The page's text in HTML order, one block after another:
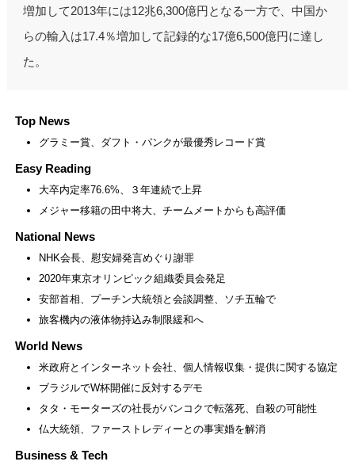
増加して2013年には12兆6,300億円となる一方で、中国か
らの輸入は17.4％増加して記録的な17億6,500億円に達し
た。
Top News
グラミー賞、ダフト・パンクが最優秀レコード賞
Easy Reading
大卒内定率76.6%、３年連続で上昇
メジャー移籍の田中将大、チームメートからも高評価
National News
NHK会長、慰安婦発言めぐり謝罪
2020年東京オリンピック組織委員会発足
安部首相、プーチン大統領と会談調整、ソチ五輪で
旅客機内の液体物持込み制限緩和へ
World News
米政府とインターネット会社、個人情報収集・提供に関する協定
ブラジルでW杯開催に反対するデモ
タタ・モーターズの社長がバンコクで転落死、自殺の可能性
仏大統領、ファーストレディーとの事実婚を解消
Business & Tech